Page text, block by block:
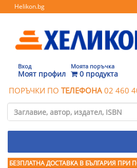
Helikon.bg
Вход
Моят профил
Моята поръчка
0 продукта
ПОРЪЧКИ ПО ТЕЛЕФОНА 02 460
БЕЗПЛАТНА ДОСТАВКА В БЪЛГАРИЯ ПРИ